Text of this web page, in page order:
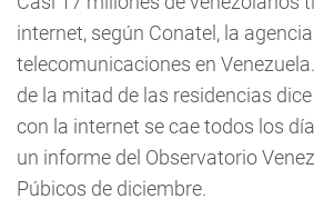
internet, según Conatel, la
telecomunicaciones en
de la mitad de las residencias
con la internet se cae todos los
un informe del Observatorio
Púbicos de diciembre.